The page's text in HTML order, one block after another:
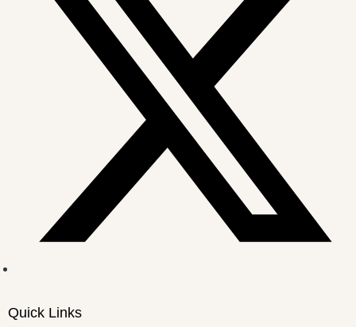
Quick Links